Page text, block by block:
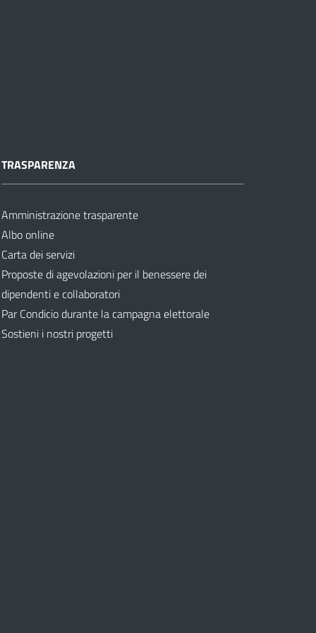
TRASPARENZA
Amministrazione trasparente
Albo online
Carta dei servizi
Proposte di agevolazioni per il benessere dei
dipendenti e collaboratori
Par Condicio durante la campagna elettorale
Sostieni i nostri progetti